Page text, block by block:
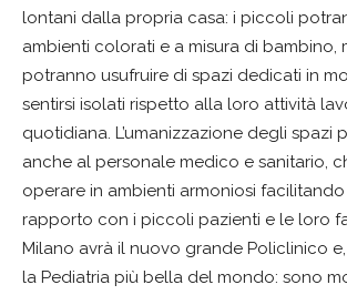
lontani dalla propria casa: i piccoli
ambienti colorati e a misura di bambino,
potranno usufruire di spazi dedicati in
sentirsi isolati rispetto alla loro attività
quotidiana. L’umanizzazione degli spazi
anche al personale medico e sanitario,
operare in ambienti armoniosi
rapporto con i piccoli pazienti e le loro
Milano avrà il nuovo grande Policlinico
la Pediatria più bella del mondo: sono